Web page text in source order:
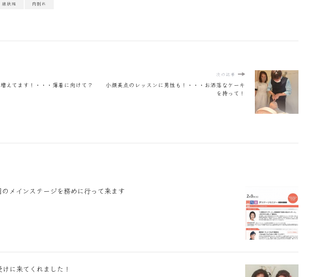
線状斑 肉割れ
増えてます！・・・薄着に向けて？
次の記事
小顔美点のレッスンに男性も！・・・お洒落なケーキ
を持って！
のメインステージを務めに行って来ます
に来てくれました！